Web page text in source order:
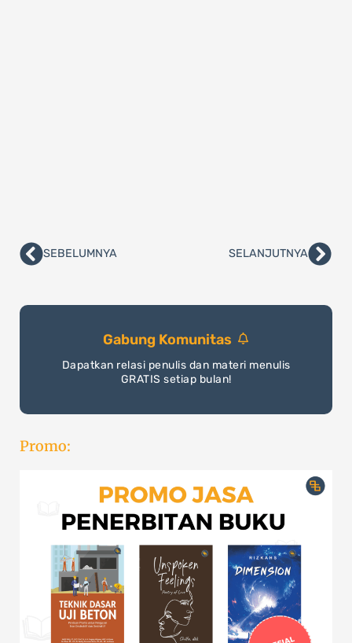
PrevSEBELUMNYA SELANJUTNYA
Gabung Komunitas
Dapatkan relasi penulis dan materi menulis
GRATIS setiap bulan!
Promo: